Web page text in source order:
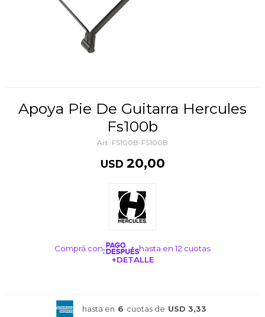
Apoya Pie De Guitarra Hercules
Fs100b
FS100B-FS100B
USD 20,00
Comprá con
hasta en 12 cuotas
+DETALLE
hasta en 6 cuotas de USD 3,33